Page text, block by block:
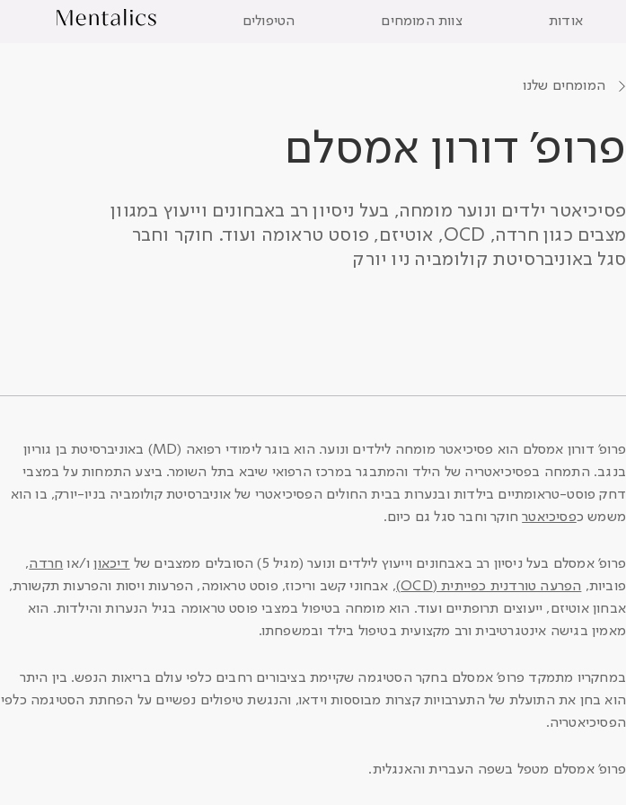
אודות צוות המומחים הטיפולים
המומחים שלנו
פרופ' דורון אמסלם
פסיכיאטר ילדים ונוער מומחה, בעל ניסיון רב באבחונים וייעוץ במגוון
מצבים כגון חרדה, OCD, אוטיזם, פוסט טראומה ועוד. חוקר וחבר
סגל באוניברסיטת קולומביה ניו יורק
פרופ' דורון אמסלם הוא פסיכיאטר מומחה לילדים ונוער. הוא בוגר לימודי רפואה (MD) באוניברסיטת בן גוריון
בנגב. התמחה בפסיכיאטריה של הילד והמתבגר במרכז הרפואי שיבא בתל השומר. ביצע התמחות על במצבי
דחק פוסט-טראומתיים בילדות ובנערות בבית החולים הפסיכיאטרי של אוניברסיטת קולומביה בניו-יורק, בו הוא
משמש כפסיכיאטרחוקר וחבר סגל גם כיום.
פרופ' אמסלם בעל ניסיון רב באבחונים וייעוץ לילדים ונוער (מגיל 5) הסובלים ממצבים של דיכאוןו/או חרדה,
פוביות, הפרעה טורדנית כפייתית (OCD)
, אבחוני קשב וריכוז, פוסט טראומה, הפרעות ויסות והפרעות תקשורת,
אבחון אוטיזם, ייעוצים תרופתיים ועוד. הוא מומחה בטיפול במצבי פוסט טראומה בגיל הנערות והילדות. הוא
מאמין בגישה אינטגרטיבית ורב מקצועית בטיפול בילד ובמשפחתו.
במחקריו מתמקד פרופ' אמסלם בחקר הסטיגמה שקיימת בציבורים רחבים כלפי עולם בריאות הנפש. בין היתר
הוא בחן את התועלת של התערבויות קצרות מבוססות וידאו, והנגשת טיפולים נפשיים על הפחתת הסטיגמה כלפי
הפסיכיאטריה.
פרופ' אמסלם מטפל בשפה העברית והאנגלית.